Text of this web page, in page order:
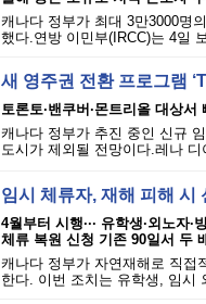
캐나다 정부가 최대 3만3000명
했다.연방 이민부(IRCC)는 4일
새 영주권 전환 프로그램
토론토·밴쿠버·몬트리올 대상서
캐나다 정부가 추진 중인 신규
도시가 제외될 전망이다.레나
임시 체류자, 재해 피해 시
4월부터 시행··· 유학생·외노자·
체류 복원 신청 기존 90일서 두
캐나다 정부가 자연재해로 직접
한다. 이번 조치는 유학생, 임시